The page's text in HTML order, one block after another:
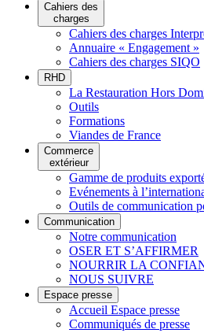
Cahiers des
charges
Cahiers des charges
Annuaire « Engagement »
Cahiers des charges SIQO
RHD
La Restauration Hors
Outils
Formations
Viandes de France
Commerce
extérieur
Gamme de produits
Evénements à
Outils de communication
Communication
Notre communication
OSER ET S’AFFIRMER
NOURRIR LA
NOUS SUIVRE
Espace presse
Accueil Espace presse
Communiqués de presse